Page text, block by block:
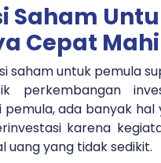
Saham
Cepat
saham untuk pemula
perkembangan
pemula, ada banyak hal
karena
uang yang tidak sedikit.